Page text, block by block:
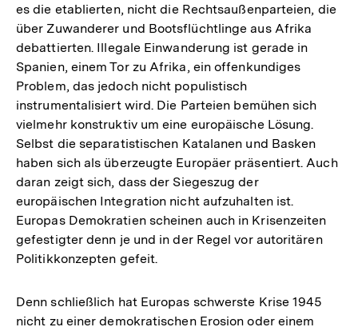
es die etablierten, nicht die Rechtsaußenparteien, die
über Zuwanderer und Bootsflüchtlinge aus Afrika
debattierten. Illegale Einwanderung ist gerade in
Spanien, einem Tor zu Afrika, ein offenkundiges
Problem, das jedoch nicht populistisch
instrumentalisiert wird. Die Parteien bemühen sich
vielmehr konstruktiv um eine europäische Lösung.
Selbst die separatistischen Katalanen und Basken
haben sich als überzeugte Europäer präsentiert. Auch
daran zeigt sich, dass der Siegeszug der
europäischen Integration nicht aufzuhalten ist.
Europas Demokratien scheinen auch in Krisenzeiten
gefestigter denn je und in der Regel vor autoritären
Politikkonzepten gefeit.
Denn schließlich hat Europas schwerste Krise 1945
nicht zu einer demokratischen Erosion oder einem